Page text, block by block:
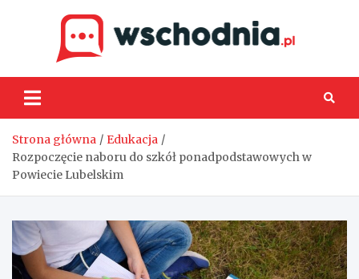
Strona główna
Edukacja
Rozpoczęcie naboru do szkół ponadpodstawowych w
Powiecie Lubelskim